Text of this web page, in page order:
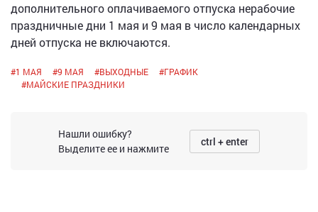
дополнительного оплачиваемого отпуска нерабочие
праздничные дни 1 мая и 9 мая в число календарных
дней отпуска не включаются.
#1 МАЯ #9 МАЯ #ВЫХОДНЫЕ #ГРАФИК
#МАЙСКИЕ ПРАЗДНИКИ
Нашли ошибку?
Выделите ее и нажмите
ctrl + enter